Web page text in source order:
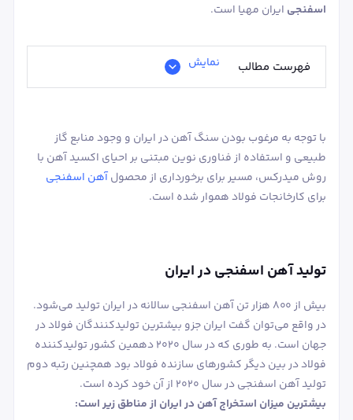
اسفنجی ایران مهیا است.
فهرست مطالب نمایش
با توجه به مرغوب بودن سنگ آهن در ایران و وجود منابع گاز
طبیعی و استفاده از فناوری نوین مبتنی بر احیای اکسید آهن با
روش میدرکس، مسیر برای برخورداری از محصولآهن اسفنجی
برای کارخانجات فولاد هموار شده است.
تولید آهن اسفنجی در ایران
بیش از 800 هزار تن آهن اسفنجی سالانه در ایران تولید می‌شود.
در واقع می‌توان گفت ایران جزو بیشترین تولیدکنندگان فولاد در
جهان است. به طوری که در سال 2020 دهمین کشور تولیدکننده
فولاد در بین دیگر کشورهای سازنده فولاد بود همچنین رتبه دوم
تولید آهن اسفنجی در سال 2020 از آن خود کرده است.
بیشترین میزان استخراج آهن در ایران از مناطق زیر است: